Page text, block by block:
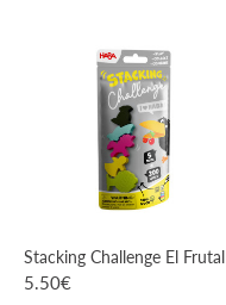
Stacking Challenge El Frutal
5.50€